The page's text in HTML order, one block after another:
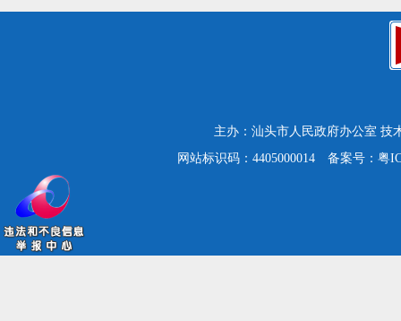
主办：汕头市人民政府办公室 技
网站标识码：4405000014
备案号：粤